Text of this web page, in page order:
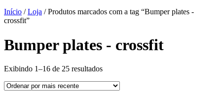
Início /Loja / Produtos marcados com a tag “Bumper plates -
crossfit”
Bumper plates - crossfit
Exibindo 1–16 de 25 resultadosClassificado
mais